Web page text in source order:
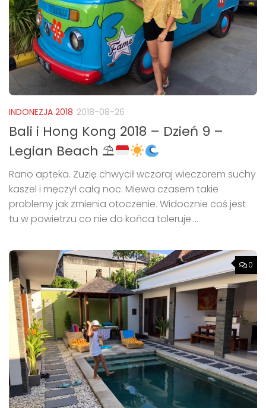
INDONEZJA 2018 2018-08-26
Bali i Hong Kong 2018 – Dzień 9 –
Legian Beach ⛱
Rano apteka. Zuzię chwycił wczoraj wieczorem suchy
kaszel i męczył całą noc. Miewa czasem takie
problemy jak zmienia otoczenie. Widocznie coś jest
tu w powietrzu co nie do końca toleruje....
0